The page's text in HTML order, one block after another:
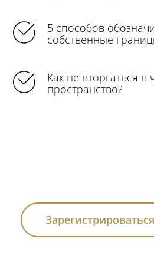
5 способов
собственные
Как не вторгаться в
пространство?